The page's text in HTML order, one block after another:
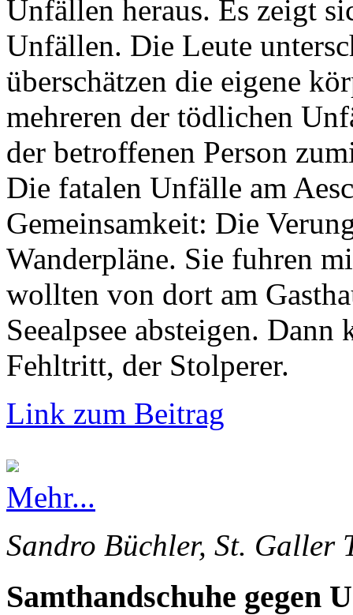
Unfällen heraus. Es zeigt
Unfällen. Die Leute
überschätzen die eigene
mehreren der tödlichen
der betroffenen Person
Die fatalen Unfälle am
Gemeinsamkeit: Die
Wanderpläne. Sie fuhren
wollten von dort am
Seealpsee absteigen.
Fehltritt, der Stolperer.
Link zum Beitrag
Mehr...
Sandro Büchler, St. Galler
Samthandschuhe gegen